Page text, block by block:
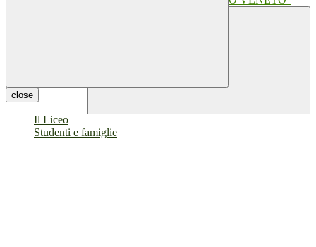
close
Il Liceo
Studenti e famiglie